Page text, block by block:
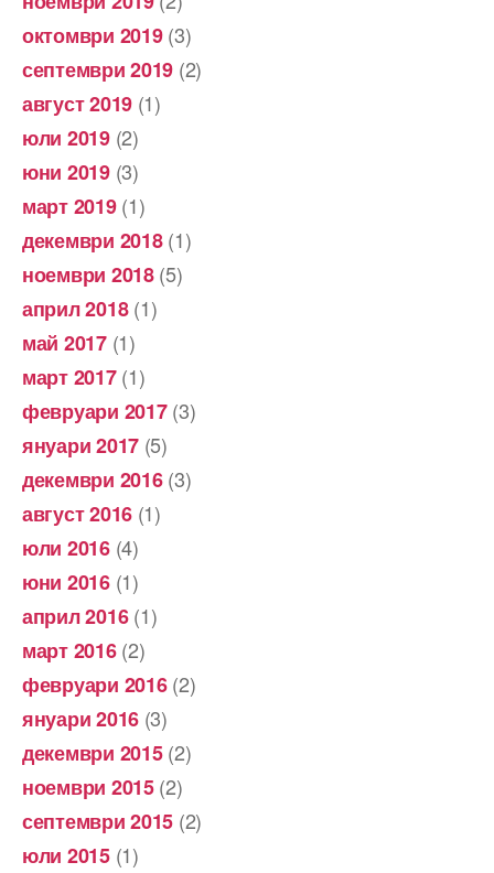
октомври 2019(3)
септември 2019 (2)
август 2019 (1)
юли 2019(2)
юни 2019(3)
март 2019(1)
декември 2018(1)
ноември 2018(5)
април 2018(1)
май 2017(1)
март 2017(1)
февруари 2017(3)
януари 2017 (5)
декември 2016(3)
август 2016 (1)
юли 2016(4)
юни 2016(1)
април 2016(1)
март 2016(2)
февруари 2016(2)
януари 2016 (3)
декември 2015(2)
ноември 2015(2)
септември 2015 (2)
юли 2015(1)